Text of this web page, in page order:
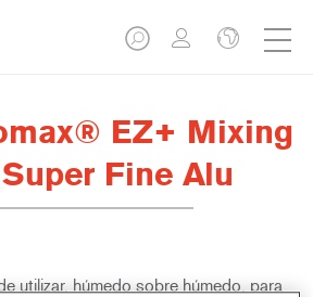
EZ+ Mixing
Fine Alu
utilizar, húmedo sobre húmedo, para